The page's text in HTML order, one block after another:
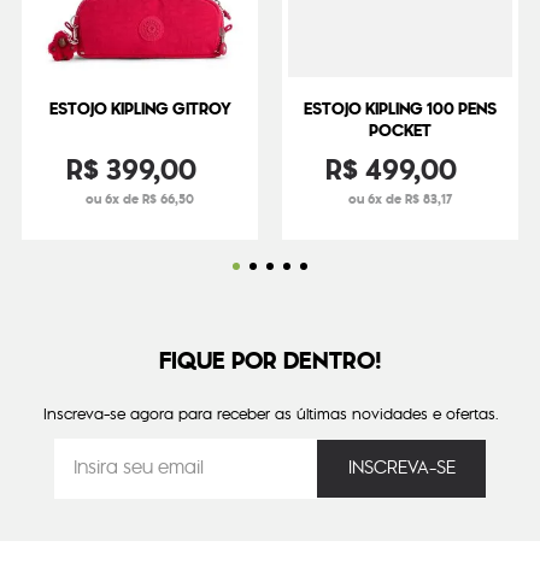
ESTOJO KIPLING GITROY
R$399,00
ou 6x de R$ 66,50
ESTOJO KIPLING 100 PENS
POCKET
R$499,00
ou 6x de R$ 83,17
FIQUE POR DENTRO!
Inscreva-se agora para receber as últimas novidades e ofertas.